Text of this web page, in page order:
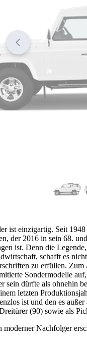
ist einzigartig. Seit
der 2016 in sein 68.
ist. Denn die
schafft es
zu erfüllen. Zum
Sondermodelle auf,
sein dürfte als ohnehin
letzten
ist und den es
(90) sowie als
moderner Nachfolger